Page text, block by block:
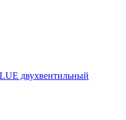
двухвентильный